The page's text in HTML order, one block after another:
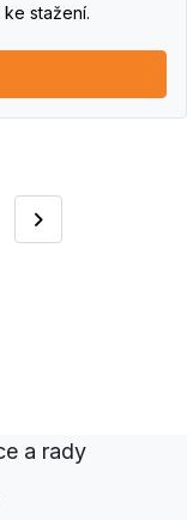
stažení.
Následující
a rady